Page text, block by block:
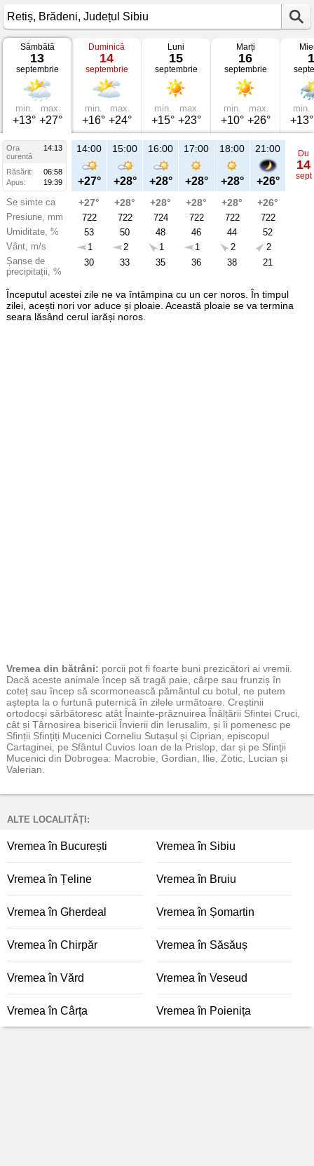
Vremea
Retiș
13
septembrie
2025
Brădeni,
Județul
Sâmbătă
13
septembrie
min.
+13°
max.
+27°
Duminică
14
septembrie
min.
+16°
max.
+24°
Luni
15
septembrie
min.
+15°
max.
+23°
Marți
16
septembrie
min.
+10°
max.
+26°
min.
+13°
Ora
14:13
curentă
Răsărit:
06:58
Apus:
19:39
Se simte ca
Presiune, mm
Umiditate, %
Vânt, m/s
Șanse de
precipitații, %
14:00
+27°
+27°
722
53
1
30
15:00
+28°
+28°
722
50
2
33
16:00
+28°
+28°
724
48
1
35
17:00
+28°
+28°
722
46
1
36
18:00
+28°
+28°
722
44
2
38
21:00
+26°
+26°
722
52
2
21
Du
14
sept
Începutul acestei zile ne va întâmpina cu un cer noros. În timpul
zilei, acești nori vor aduce și ploaie. Această ploaie se va termina
seara lăsând cerul iarăși noros.
Vremea din bătrâni: porcii pot fi foarte buni prezicători ai vremii.
Dacă aceste animale încep să tragă paie, cârpe sau frunziș în
coteț sau încep să scormonească pământul cu botul, ne putem
aștepta la o furtună puternică în zilele următoare. Creștinii
ortodocși sărbătoresc atât Înainte-prăznuirea Înălțării Sfintei Cruci,
cât și Târnosirea bisericii Învierii din Ierusalim, și îi pomenesc pe
Sfinții Sfințiți Mucenici Corneliu Sutașul și Ciprian, episcopul
Cartaginei, pe Sfântul Cuvios Ioan de la Prislop, dar și pe Sfinții
Mucenici din Dobrogea: Macrobie, Gordian, Ilie, Zotic, Lucian și
Valerian.
ALTE LOCALITĂȚI:
Vremea în București Vremea în Sibiu
Vremea în Țeline Vremea în Bruiu
Vremea în Gherdeal Vremea în Șomartin
Vremea în Chirpăr Vremea în Săsăuș
Vremea în Vărd Vremea în Veseud
Vremea în Cârța Vremea în Poienița